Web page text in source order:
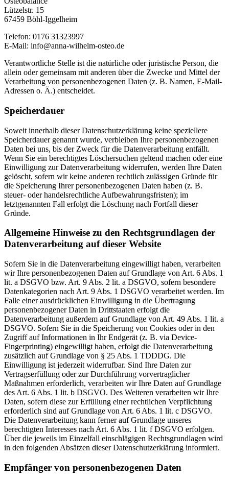
Lützelstr. 15
67459 Böhl-Iggelheim
Telefon: 0176 31323997
E-Mail: info@anna-wilhelm-osteo.de
Verantwortliche Stelle ist die natürliche oder juristische Person, die
allein oder gemeinsam mit anderen über die Zwecke und Mittel der
Verarbeitung von personenbezogenen Daten (z. B. Namen, E-Mail-
Adressen o. Ä.) entscheidet.
Speicherdauer
Soweit innerhalb dieser Datenschutzerklärung keine speziellere
Speicherdauer genannt wurde, verbleiben Ihre personenbezogenen
Daten bei uns, bis der Zweck für die Datenverarbeitung entfällt.
Wenn Sie ein berechtigtes Löschersuchen geltend machen oder eine
Einwilligung zur Datenverarbeitung widerrufen, werden Ihre Daten
gelöscht, sofern wir keine anderen rechtlich zulässigen Gründe für
die Speicherung Ihrer personenbezogenen Daten haben (z. B.
steuer- oder handelsrechtliche Aufbewahrungsfristen); im
letztgenannten Fall erfolgt die Löschung nach Fortfall dieser
Gründe.
Allgemeine Hinweise zu den Rechtsgrundlagen der
Datenverarbeitung auf dieser Website
Sofern Sie in die Datenverarbeitung eingewilligt haben, verarbeiten
wir Ihre personenbezogenen Daten auf Grundlage von Art. 6 Abs. 1
lit. a DSGVO bzw. Art. 9 Abs. 2 lit. a DSGVO, sofern besondere
Datenkategorien nach Art. 9 Abs. 1 DSGVO verarbeitet werden. Im
Falle einer ausdrücklichen Einwilligung in die Übertragung
personenbezogener Daten in Drittstaaten erfolgt die
Datenverarbeitung außerdem auf Grundlage von Art. 49 Abs. 1 lit. a
DSGVO. Sofern Sie in die Speicherung von Cookies oder in den
Zugriff auf Informationen in Ihr Endgerät (z. B. via Device-
Fingerprinting) eingewilligt haben, erfolgt die Datenverarbeitung
zusätzlich auf Grundlage von § 25 Abs. 1 TDDDG. Die
Einwilligung ist jederzeit widerrufbar. Sind Ihre Daten zur
Vertragserfüllung oder zur Durchführung vorvertraglicher
Maßnahmen erforderlich, verarbeiten wir Ihre Daten auf Grundlage
des Art. 6 Abs. 1 lit. b DSGVO. Des Weiteren verarbeiten wir Ihre
Daten, sofern diese zur Erfüllung einer rechtlichen Verpflichtung
erforderlich sind auf Grundlage von Art. 6 Abs. 1 lit. c DSGVO.
Die Datenverarbeitung kann ferner auf Grundlage unseres
berechtigten Interesses nach Art. 6 Abs. 1 lit. f DSGVO erfolgen.
Über die jeweils im Einzelfall einschlägigen Rechtsgrundlagen wird
in den folgenden Absätzen dieser Datenschutzerklärung informiert.
Empfänger von personenbezogenen Daten